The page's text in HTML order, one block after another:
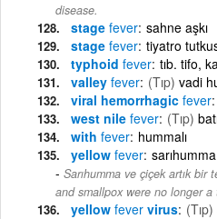
disease.
stage fever sahne aşkı
stage fever tiyatro
typhoid fever tıb. tifo,
valley fever (Tıp) vadi
viral hemorrhagic fever
west nile fever (Tıp)
with fever hummalı
yellow fever sarıhumma
Sarıhumma ve çiçek artık bir
and smallpox were no longer a
yellow fever virus (Tıp)